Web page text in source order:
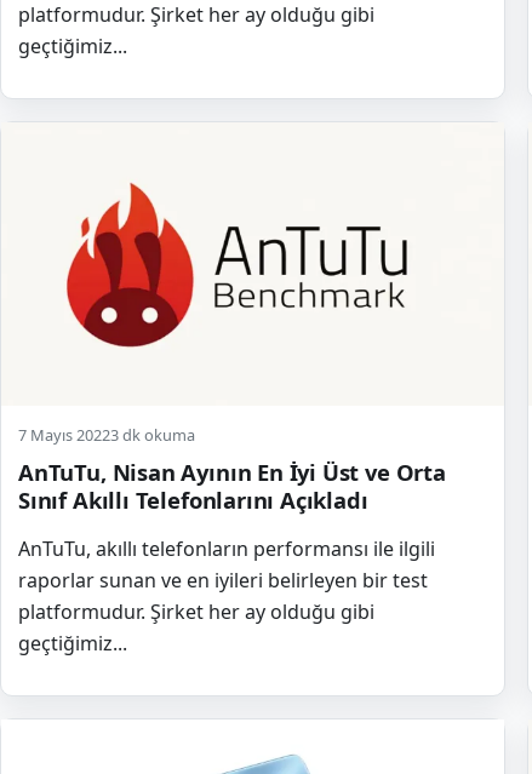
platformudur. Şirket her ay olduğu gibi
geçtiğimiz...
7 Mayıs 20223 dk okuma
AnTuTu, Nisan Ayının En İyi Üst ve Orta
Sınıf Akıllı Telefonlarını Açıkladı
AnTuTu, akıllı telefonların performansı ile ilgili
raporlar sunan ve en iyileri belirleyen bir test
platformudur. Şirket her ay olduğu gibi
geçtiğimiz...